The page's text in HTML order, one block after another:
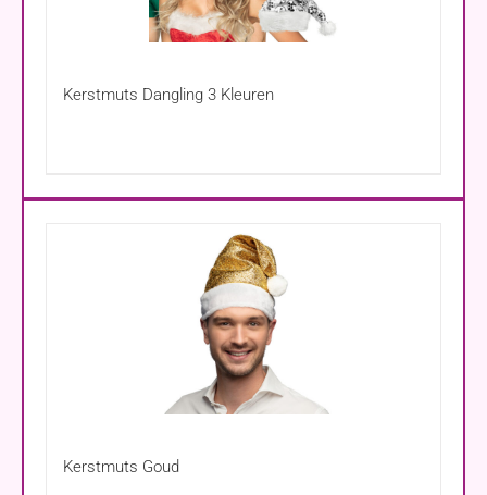
Kerstmuts Dangling 3 Kleuren
Kerstmuts Goud